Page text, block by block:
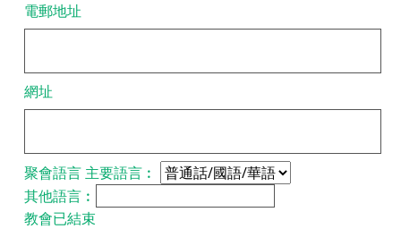
電郵地址
網址
聚會語言 主要語言︰
其他語言︰
教會已結束